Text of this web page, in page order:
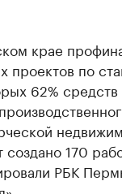
крае
проектов по
62%
создано 170
РБК